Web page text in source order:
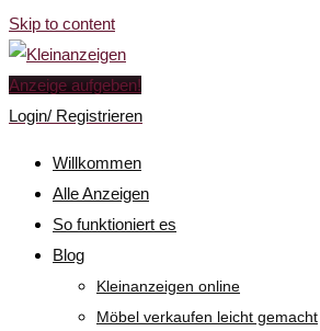
Skip to content
Anzeige aufgeben!
Login/ Registrieren
Willkommen
Alle Anzeigen
So funktioniert es
Blog
Kleinanzeigen online
Möbel verkaufen leicht gemacht